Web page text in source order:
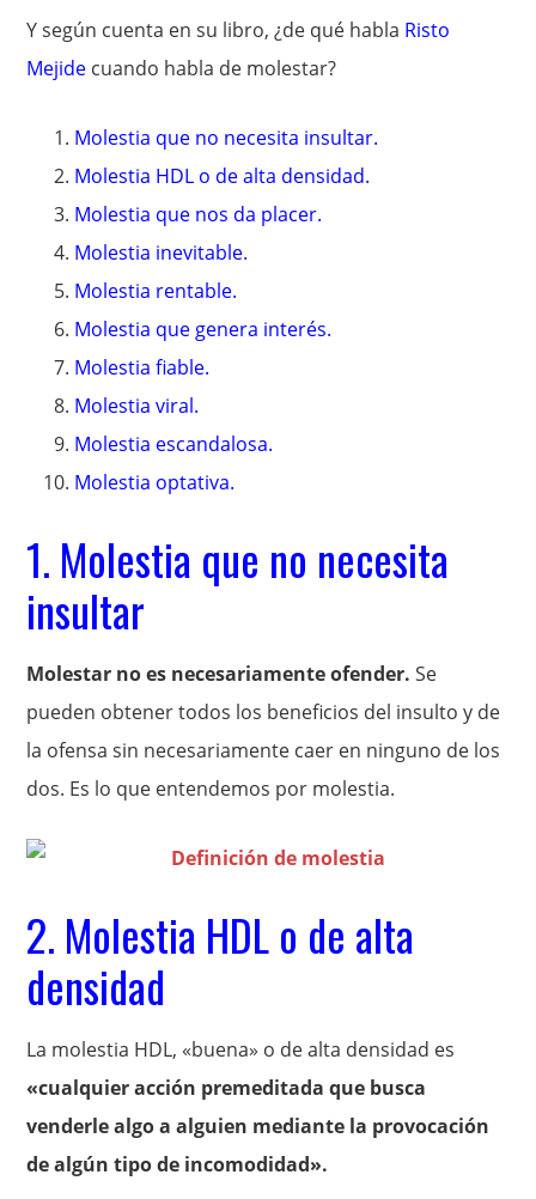
Y según cuenta en su libro, ¿de qué habla Risto
Mejide cuando habla de molestar?
Molestia que no necesita insultar.
Molestia HDL o de alta densidad.
Molestia que nos da placer.
Molestia inevitable.
Molestia rentable.
Molestia que genera interés.
Molestia fiable.
Molestia viral.
Molestia escandalosa.
Molestia optativa.
1. Molestia que no necesita
insultar
Molestar no es necesariamente ofender. Se
pueden obtener todos los beneficios del insulto y de
la ofensa sin necesariamente caer en ninguno de los
dos. Es lo que entendemos por molestia.
2. Molestia HDL o de alta
densidad
La molestia HDL, «buena» o de alta densidad es
«cualquier acción premeditada que busca
venderle algo a alguien mediante la provocación
de algún tipo de incomodidad».